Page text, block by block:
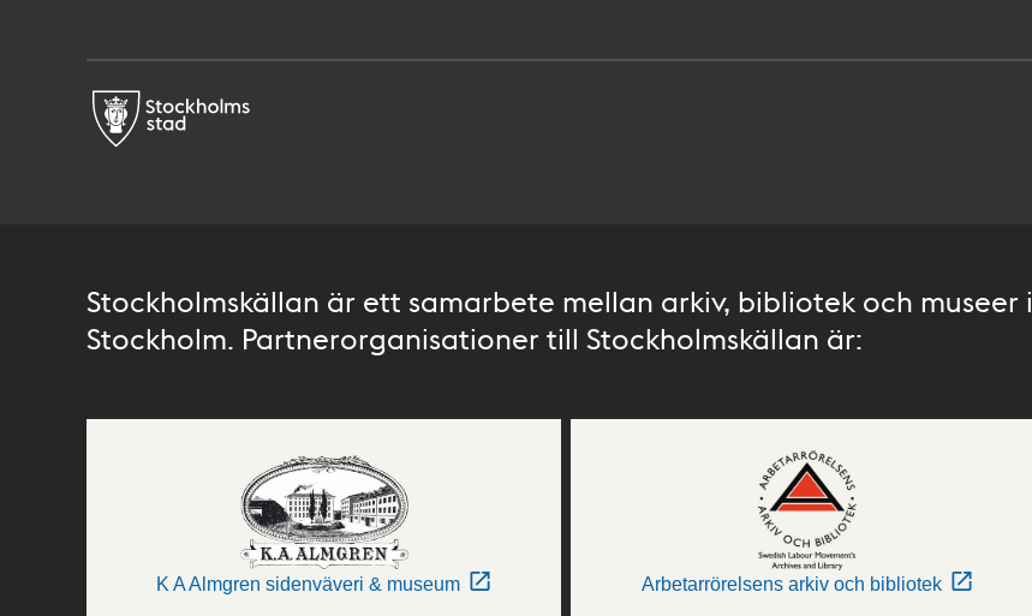
Stockholmskällan är ett samarbete mellan arkiv, bibliotek och museer i
Stockholm. Partnerorganisationer till Stockholmskällan är:
K A Almgren sidenväveri & museum Arbetarrörelsens arkiv och bibliotek